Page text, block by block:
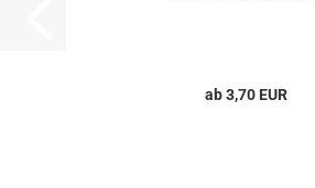
ab 3,70 EUR